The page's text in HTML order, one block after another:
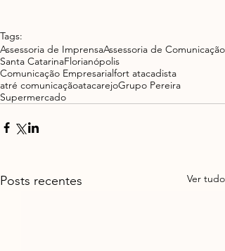
Tags:
Assessoria de ImprensaAssessoria de Comunicação
Santa CatarinaFlorianópolis
Comunicação Empresarialfort atacadista
atré comunicaçãoatacarejoGrupo Pereira
Supermercado
Posts recentes Ver tudo